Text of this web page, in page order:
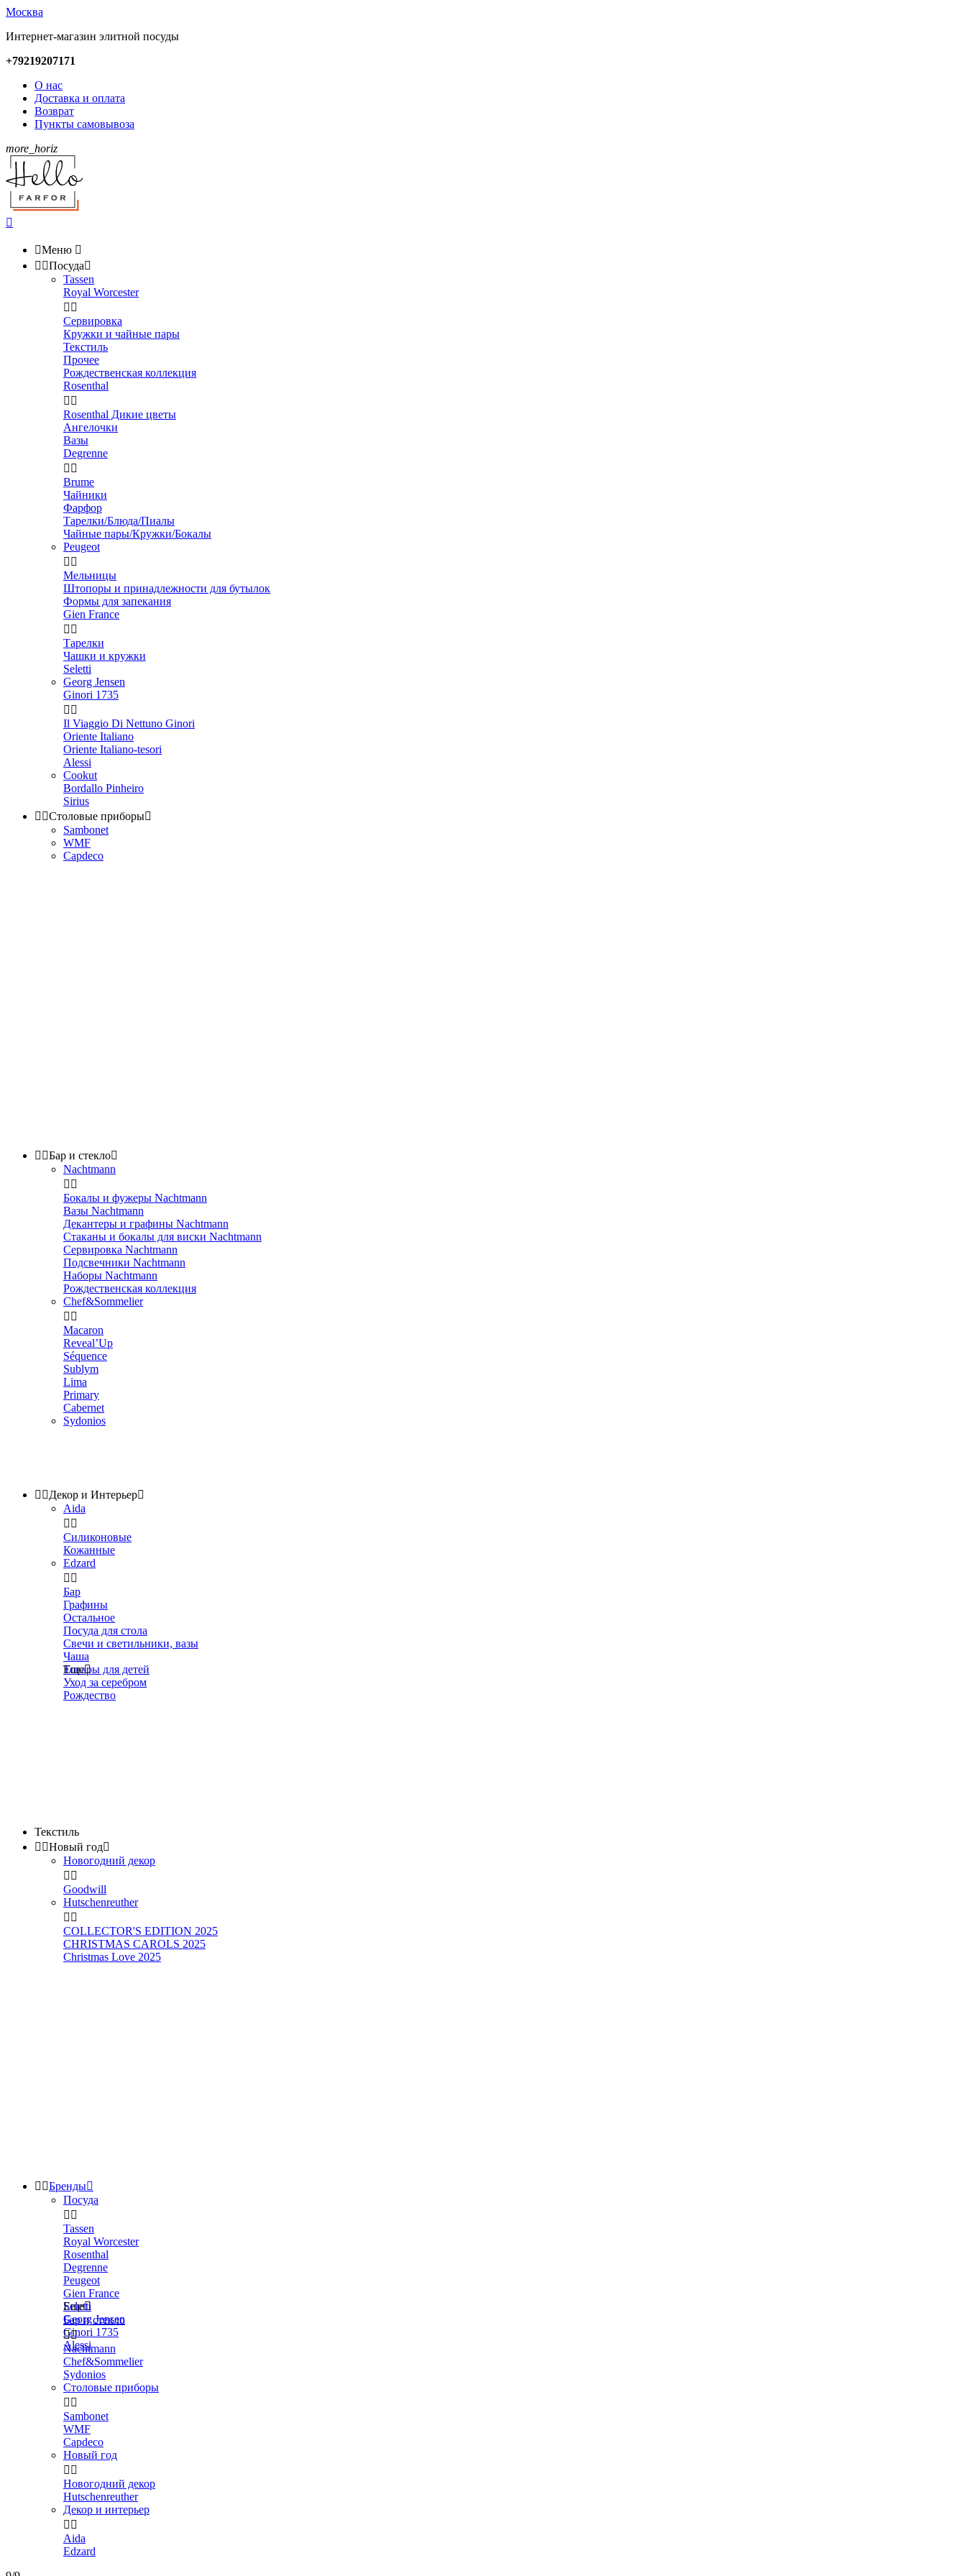
Москва
Интернет-магазин элитной посуды
+79219207171
О нас
Доставка и оплата
Возврат
Пункты самовывоза
more_horiz

Меню 
 Посуда
Tassen
Royal Worcester
 
Сервировка
Кружки и чайные пары
Текстиль
Прочее
Рождественская коллекция
Rosenthal
 
Rosenthal Дикие цветы
Ангелочки
Вазы
Degrenne
 
Brume
Чайники
Фарфор
Тарелки/Блюда/Пиалы
Чайные пары/Кружки/Бокалы
Peugeot
 
Мельницы
Штопоры и принадлежности для бутылок
Формы для запекания
Gien France
 
Тарелки
Чашки и кружки
Seletti
Georg Jensen
Ginori 1735
 
Il Viaggio Di Nettuno Ginori
Oriente Italiano
Oriente Italiano-tesori
Alessi
Cookut
Bordallo Pinheiro
Sirius
 Столовые приборы
Sambonet
WMF
Capdeco
 Бар и стекло
Nachtmann
 
Бокалы и фужеры Nachtmann
Вазы Nachtmann
Декантеры и графины Nachtmann
Стаканы и бокалы для виски Nachtmann
Сервировка Nachtmann
Подсвечники Nachtmann
Наборы Nachtmann
Рождественская коллекция
Chef&Sommelier
 
Macaron
Reveal’Up
Séquence
Sublym
Lima
Primary
Cabernet
Sydonios
 Декор и Интерьер
Aida
 
Силиконовые
Кожанные
Edzard
 
Бар
Графины
Остальное
Посуда для стола
Свечи и светильники, вазы
Чаша
Товары для детей
Уход за серебром
Рождество
Еще
Текстиль
 Новый год
Новогодний декор
 
Goodwill
Hutschenreuther
 
COLLECTOR'S EDITION 2025
CHRISTMAS CAROLS 2025
Christmas Love 2025
 Бренды
Посуда
 
Tassen
Royal Worcester
Rosenthal
Degrenne
Peugeot
Gien France
Seletti
Georg Jensen
Ginori 1735
Alessi
Еще
Бар и стекло

Nachtmann
Chef&Sommelier
Sydonios
Столовые приборы
 
Sambonet
WMF
Capdeco
Новый год
 
Новогодний декор
Hutschenreuther
Декор и интерьер
 
Aida
Edzard